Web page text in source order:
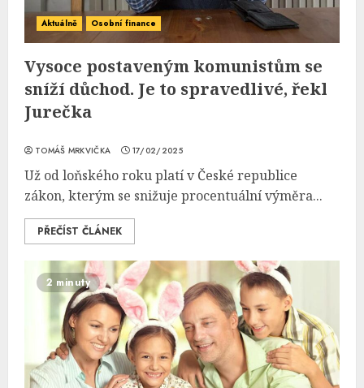
Aktuálně Osobní finance
Vysoce postaveným komunistům se
sníží důchod. Je to spravedlivé, řekl
Jurečka
TOMÁŠ MRKVIČKA 17/02/2025
Už od loňského roku platí v České republice
zákon, kterým se snižuje procentuální výměra...
PŘEČÍST ČLÁNEK
2 minuty